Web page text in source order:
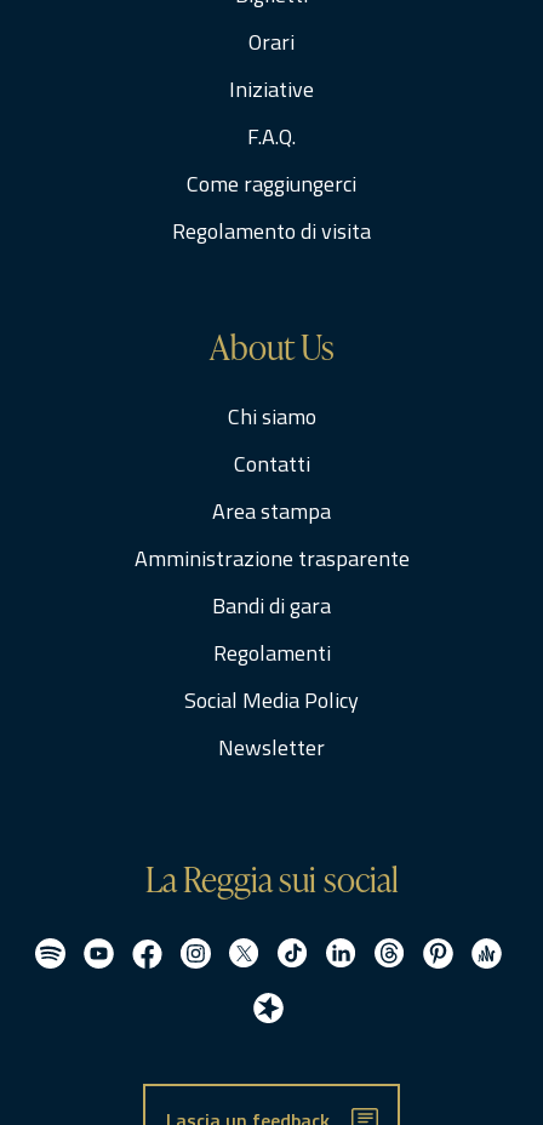
Orari
Iniziative
F.A.Q.
Come raggiungerci
Regolamento di visita
About Us
Chi siamo
Contatti
Area stampa
Amministrazione trasparente
Bandi di gara
Regolamenti
Social Media Policy
Newsletter
La Reggia sui social